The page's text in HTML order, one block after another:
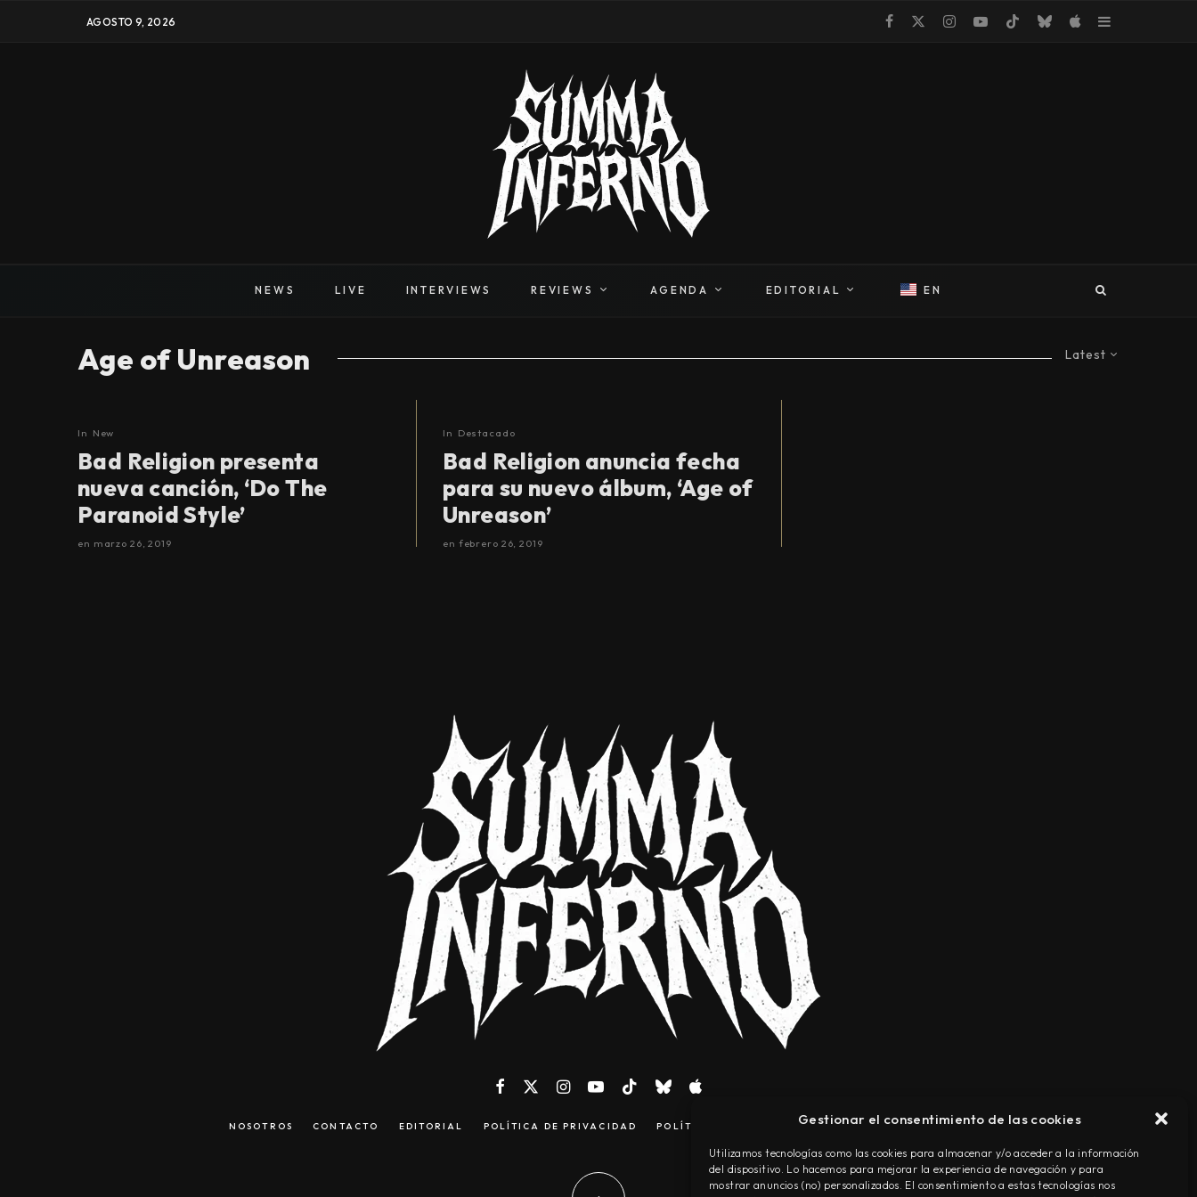
Gestionar el consentimiento de las cookies
Utilizamos tecnologías como las cookies para almacenar y/o acceder a la información
del dispositivo. Lo hacemos para mejorar la experiencia de navegación y para
mostrar anuncios (no) personalizados. El consentimiento a estas tecnologías nos
AGOSTO 9, 2026
NEWS LIVE INTERVIEWS REVIEWS AGENDA EDITORIAL EN
Latest
Age of Unreason
In New
Bad Religion presenta
nueva canción, ‘Do The
Paranoid Style’
en marzo 26, 2019
In Destacado
Bad Religion anuncia fecha
para su nuevo álbum, ‘Age of
Unreason’
en febrero 26, 2019
NOSOTROS CONTACTO EDITORIAL POLÍTICA DE PRIVACIDAD POLÍTICA DE COOKIES TÉRMINOS Y CONDICIONES